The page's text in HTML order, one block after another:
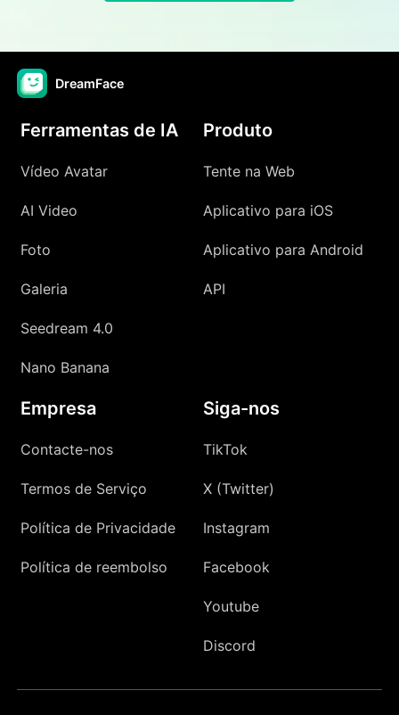
DreamFace
Ferramentas de IA
Vídeo Avatar
AI Video
Foto
Galeria
Seedream 4.0
Nano Banana
Produto
Tente na Web
Aplicativo para iOS
Aplicativo para Android
API
Empresa
Contacte-nos
Termos de Serviço
Política de Privacidade
Política de reembolso
Siga-nos
TikTok
X (Twitter)
Instagram
Facebook
Youtube
Discord